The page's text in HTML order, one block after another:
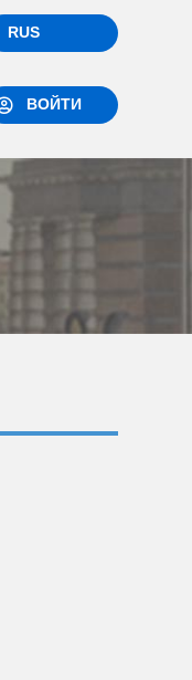
RUS
ВОЙТИ